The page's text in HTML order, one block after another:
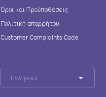
Όροι και Προϋποθέσεις
Πολιτική απορρήτου
Customer Complaints Code
Ελληνικά